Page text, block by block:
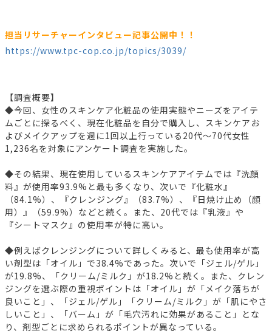
担当リサーチャーインタビュー記事公開中！！
https://www.tpc-cop.co.jp/topics/3039/
【調査概要】
◆今回、女性のスキンケア化粧品の使用実態やニーズをアイテ
ムごとに探るべく、現在化粧品を自分で購入し、スキンケアお
よびメイクアップを週に1回以上行っている20代～70代女性
1,236名を対象にアンケート調査を実施した。
◆その結果、現在使用しているスキンケアアイテムでは『洗顔
料』が使用率93.9%と最も多くなり、次いで『化粧水』
（84.1%）、『クレンジング』（83.7%）、『日焼け止め（顔
用）』（59.9%）などと続く。また、20代では『乳液』や
『シートマスク』の使用率が特に高い。
◆例えばクレンジングについて詳しくみると、最も使用率が高
い剤型は「オイル」で38.4%であった。次いで「ジェル/ゲル」
が19.8%、「クリーム/ミルク」が18.2%と続く。また、クレン
ジングを選ぶ際の重視ポイントは「オイル」が「メイク落ちが
良いこと」、「ジェル/ゲル」「クリーム/ミルク」が「肌にやさ
しいこと」、「バーム」が「毛穴汚れに効果があること」とな
り、剤型ごとに求められるポイントが異なっている。